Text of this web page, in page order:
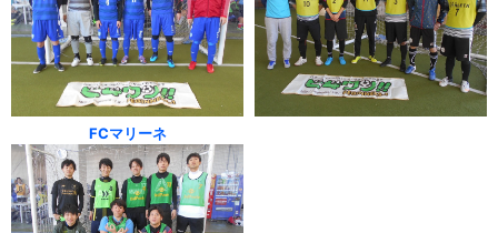
FCマリーネ